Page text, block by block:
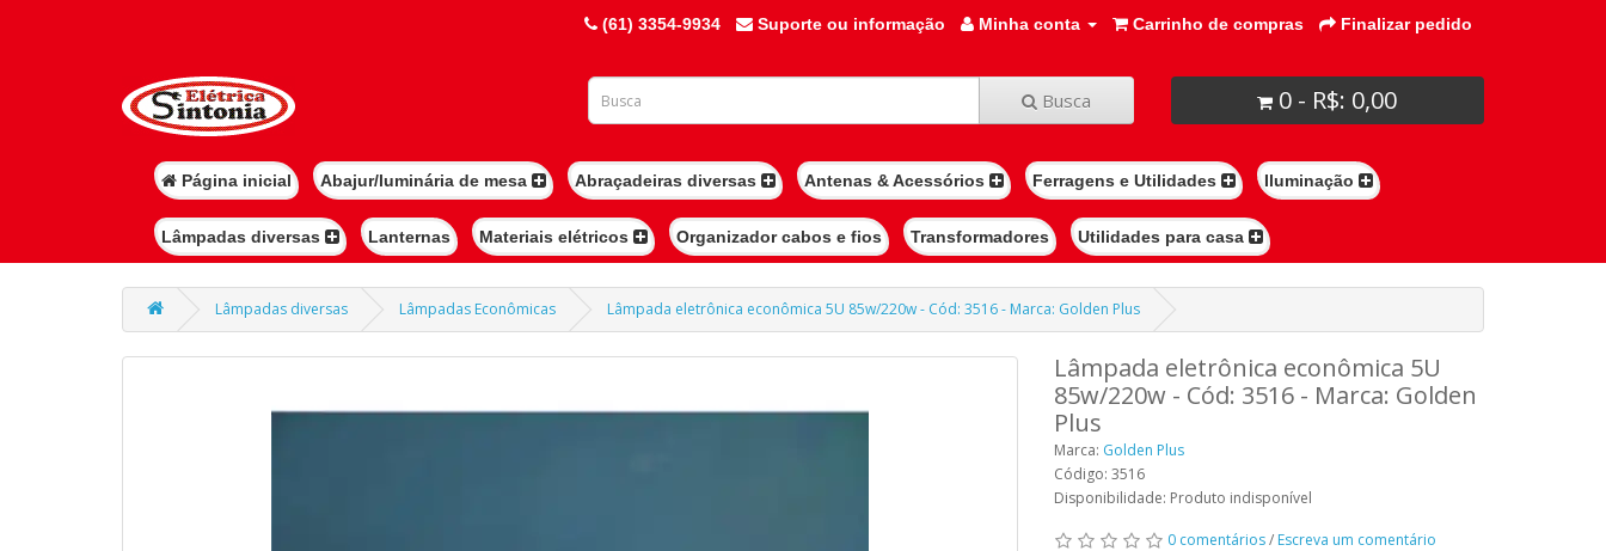
(61) 3354-9934 Suporte ou informação Minha conta Carrinho de compras Finalizar pedido
Busca 0 - R$: 0,00
Página inicial Abajur/luminária de mesa Abraçadeiras diversas Antenas & Acessórios Ferragens e Utilidades Iluminação
Lâmpadas diversas Lanternas Materiais elétricos Organizador cabos e fios Transformadores Utilidades para casa
Lâmpadas diversas Lâmpadas Econômicas Lâmpada eletrônica econômica 5U 85w/220w - Cód: 3516 - Marca: Golden Plus
Lâmpada eletrônica econômica 5U
85w/220w - Cód: 3516 - Marca: Golden
Plus
Marca: Golden Plus
Código: 3516
Disponibilidade: Produto indisponível
0 comentários/ Escreva um comentário